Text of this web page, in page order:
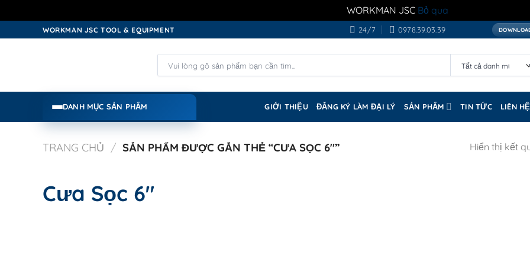
WORKMAN JSC Bỏ qua
to
WORKMAN JSC TOOL & EQUIPMENT 24/7 0978.39.03.39
kiếm:
DANH MỤC SẢN PHẨM GIỚI THIỆU ĐĂNG KÝ LÀM ĐẠI LÝ SẢN PHẨM TIN TỨC LIÊN HỆ
TRANG CHỦ / SẢN PHẨM ĐƯỢC GẮN THẺ “CƯA SỌC 6"” Hiển thị kết
Cưa Sọc 6"